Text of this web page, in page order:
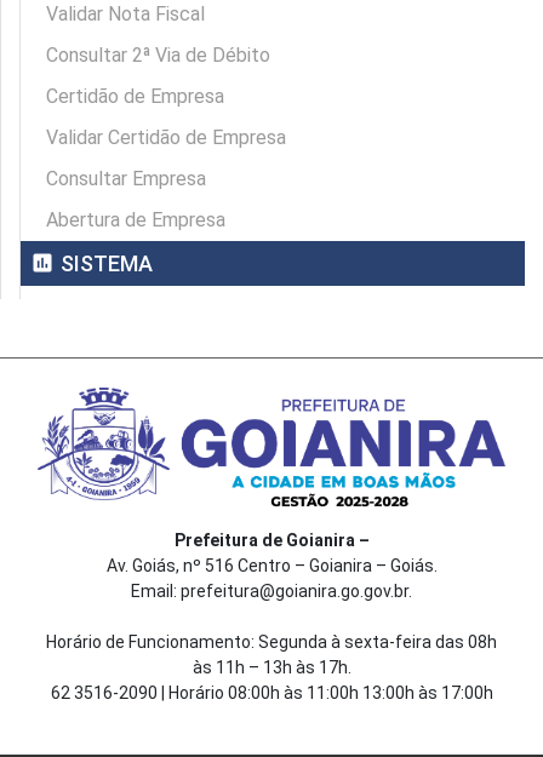
Validar Nota Fiscal
Consultar 2ª Via de Débito
Certidão de Empresa
Validar Certidão de Empresa
Consultar Empresa
Abertura de Empresa
assessment SISTEMA
Prefeitura de Goianira –
Av. Goiás, nº 516 Centro – Goianira – Goiás.
Email: prefeitura@goianira.go.gov.br.
Horário de Funcionamento: Segunda à sexta-feira das 08h
às 11h – 13h às 17h.
62 3516-2090 | Horário 08:00h às 11:00h 13:00h às 17:00h